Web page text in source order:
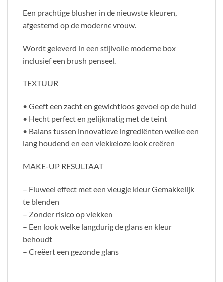
Een prachtige blusher in de nieuwste kleuren,
afgestemd op de moderne vrouw.
Wordt geleverd in een stijlvolle moderne box
inclusief een brush penseel.
TEXTUUR
• Geeft een zacht en gewichtloos gevoel op de huid
• Hecht perfect en gelijkmatig met de teint
• Balans tussen innovatieve ingrediënten welke een
lang houdend en een vlekkeloze look creëren
MAKE-UP RESULTAAT
– Fluweel effect met een vleugje kleur Gemakkelijk
te blenden
– Zonder risico op vlekken
– Een look welke langdurig de glans en kleur
behoudt
– Creëert een gezonde glans